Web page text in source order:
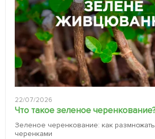
22/07/2026
Что такое зеленое
Зеленое черенкование: как
черенками